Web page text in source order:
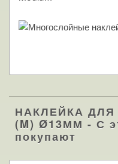
НАКЛЕЙКА ДЛЯ
(M) Ø13ММ - С
покупают